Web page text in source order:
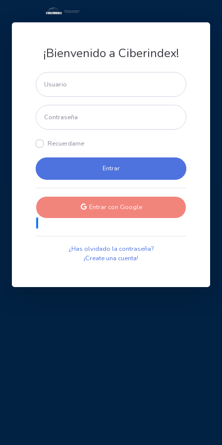
¡Bienvenido a Ciberindex!
Recuerdame
Entrar con Google
¿Has olvidado la contraseña?
¡Create una cuenta!